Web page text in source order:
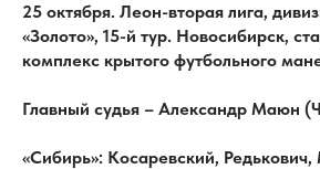
25 октября. Леон-вторая лига,
«Золото», 15-й тур. Новосибирск,
комплекс крытого футбольного
Главный судья – Александр Маюн
«Сибирь»: Косаревский,